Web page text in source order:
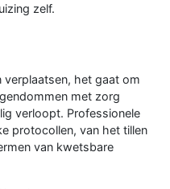
zelf.
verplaatsen, het gaat om
met zorg
verloopt. Professionele
protocollen, van het tillen
van kwetsbare